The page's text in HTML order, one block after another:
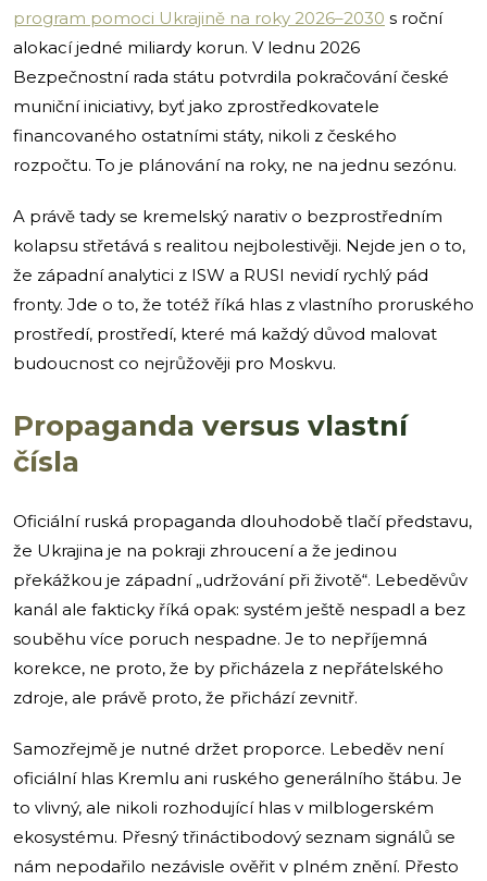
program pomoci Ukrajině na roky 2026–2030 s roční
alokací jedné miliardy korun. V lednu 2026
Bezpečnostní rada státu potvrdila pokračování české
muniční iniciativy, byť jako zprostředkovatele
financovaného ostatními státy, nikoli z českého
rozpočtu. To je plánování na roky, ne na jednu sezónu.
A právě tady se kremelský narativ o bezprostředním
kolapsu střetává s realitou nejbolestivěji. Nejde jen o to,
že západní analytici z ISW a RUSI nevidí rychlý pád
fronty. Jde o to, že totéž říká hlas z vlastního proruského
prostředí, prostředí, které má každý důvod malovat
budoucnost co nejrůžověji pro Moskvu.
Propaganda versus vlastní
čísla
Oficiální ruská propaganda dlouhodobě tlačí představu,
že Ukrajina je na pokraji zhroucení a že jedinou
překážkou je západní „udržování při životě“. Lebeděvův
kanál ale fakticky říká opak: systém ještě nespadl a bez
souběhu více poruch nespadne. Je to nepříjemná
korekce, ne proto, že by přicházela z nepřátelského
zdroje, ale právě proto, že přichází zevnitř.
Samozřejmě je nutné držet proporce. Lebeděv není
oficiální hlas Kremlu ani ruského generálního štábu. Je
to vlivný, ale nikoli rozhodující hlas v milblogerském
ekosystému. Přesný třináctibodový seznam signálů se
nám nepodařilo nezávisle ověřit v plném znění. Přesto